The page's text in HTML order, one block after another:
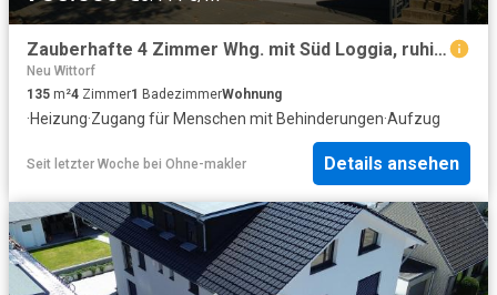
Zauberhafte 4 Zimmer Whg. mit Süd Loggia, ruhig und zentral
Neu Wittorf
135 m²4 Zimmer1 BadezimmerWohnung
·Heizung·Zugang für Menschen mit Behinderungen·Aufzug
Seit letzter Woche bei Ohne-makler Details ansehen